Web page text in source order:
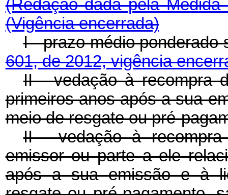
(Redação dada pela
(Vigência encerrada)
I - prazo médio
601, de 2012, vigência
II - vedação à recompra
primeiros anos após a sua
meio de resgate ou pré-
II - vedação à
emissor ou parte a ele
após a sua emissão e à